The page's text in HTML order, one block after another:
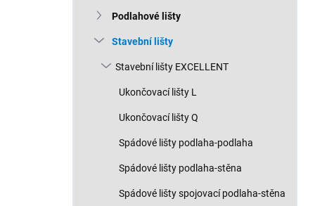
Podlahové lišty
Stavební lišty
Stavební lišty EXCELLENT
Ukončovací lišty L
Ukončovací lišty Q
Spádové lišty podlaha-podlaha
Spádové lišty podlaha-stěna
Spádové lišty spojovací podlaha-stěna